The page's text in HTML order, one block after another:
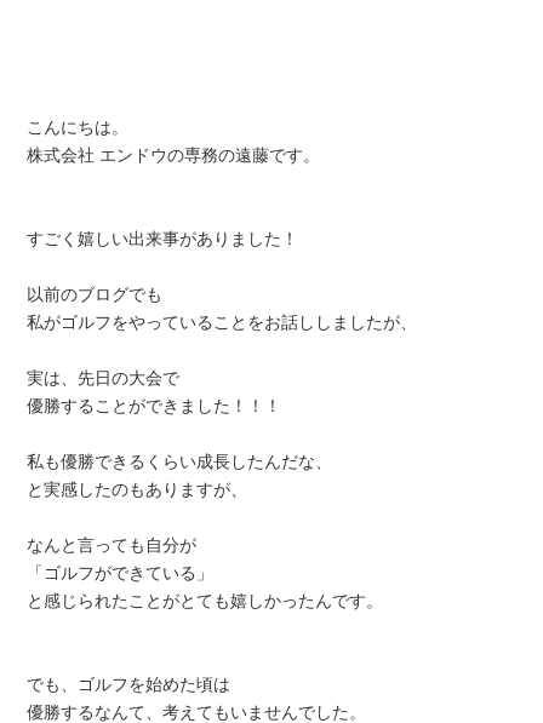
こんにちは。
株式会社 エンドウの専務の遠藤です。
すごく嬉しい出来事がありました！
以前のブログでも
私がゴルフをやっていることをお話ししましたが、
実は、先日の大会で
優勝することができました！！！
私も優勝できるくらい成長したんだな、
と実感したのもありますが、
なんと言っても自分が
「ゴルフができている」
と感じられたことがとても嬉しかったんです。
でも、ゴルフを始めた頃は
優勝するなんて、考えてもいませんでした。